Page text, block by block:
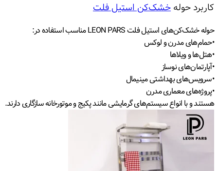
کاربرد حوله خشک‌کن استیل فلت
حوله خشک‌کن‌های استیل فلت LEON PARS مناسب استفاده در:
•حمام‌های مدرن و لوکس
•هتل‌ها و ویلاها
•آپارتمان‌های نوساز
•سرویس‌های بهداشتی مینیمال
•پروژه‌های معماری مدرن
هستند و با انواع سیستم‌های گرمایشی مانند پکیج و موتورخانه سازگاری دارند.